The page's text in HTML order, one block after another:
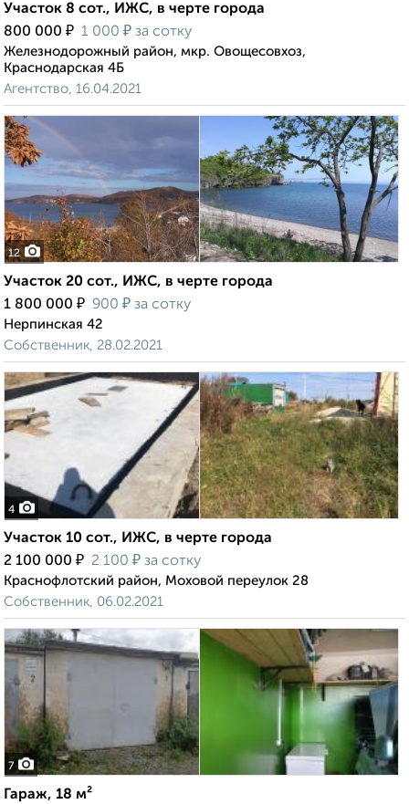
Участок 8 сот., ИЖС, в черте города
800 000 ₽ 1 000 ₽ за сотку
Железнодорожный район, мкр. Овощесовхоз,
Краснодарская 4Б
Агентство, 16.04.2021
12
Участок 20 сот., ИЖС, в черте города
1 800 000 ₽ 900 ₽ за сотку
Нерпинская 42
Собственник, 28.02.2021
4
Участок 10 сот., ИЖС, в черте города
2 100 000 ₽ 2 100 ₽ за сотку
Краснофлотский район, Моховой переулок 28
Собственник, 06.02.2021
7
Гараж, 18 м²